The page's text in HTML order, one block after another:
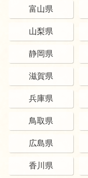
富山県
山梨県
静岡県
滋賀県
兵庫県
鳥取県
広島県
香川県